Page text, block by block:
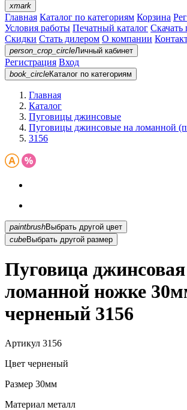
xmark
Главная Каталог по категориям Корзина
Условия работы Печатный каталог Скачать
Скидки Стать дилером О компании
person_crop_circleЛичный кабинет
Регистрация Вход
book_circleКаталог по категориям
Главная
Каталог
Пуговицы джинсовые
Пуговицы джинсовые на ломанной
3156
paintbrush
Выбрать другой цвет
cubeВыбрать другой размер
Пуговица
ломанной ножке
черненый 3156
Артикул 3156
Цвет черненый
Размер 30мм
Материал металл